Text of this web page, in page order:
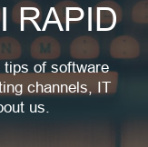
RAPID
tips of software
channels, IT
us.